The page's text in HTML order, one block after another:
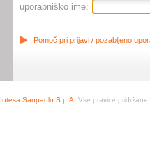
uporabniško ime:
Pomoč pri prijavi / pozabljeno
Intesa Sanpaolo S.p.A. Vse pravice pridržane.